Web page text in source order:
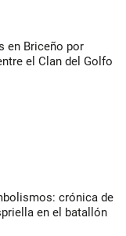
en Briceño por
el Clan del Golfo
crónica de
en el batallón